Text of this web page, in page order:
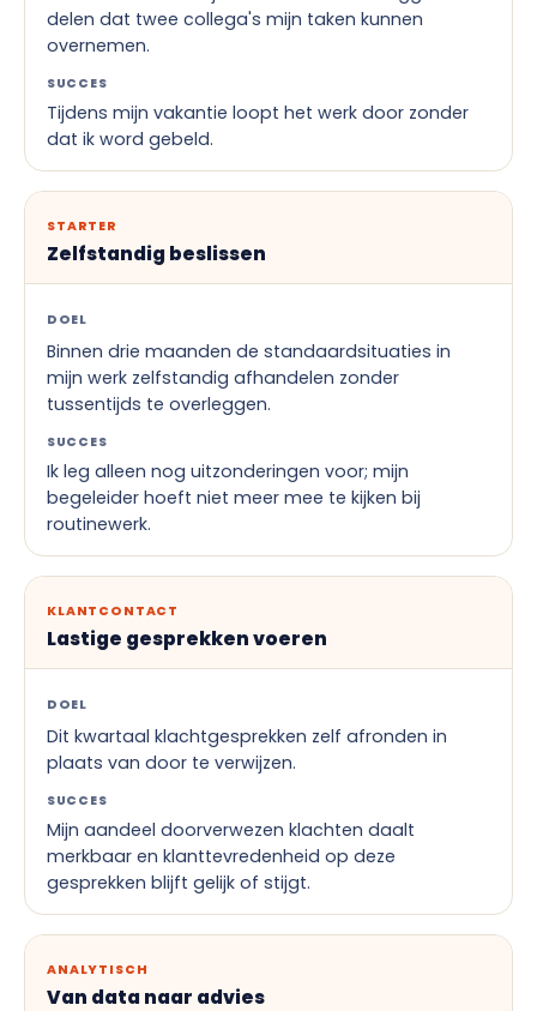
delen dat twee collega's mijn taken kunnen
overnemen.
SUCCES
Tijdens mijn vakantie loopt het werk door zonder
dat ik word gebeld.
STARTER
Zelfstandig beslissen
DOEL
Binnen drie maanden de standaardsituaties in
mijn werk zelfstandig afhandelen zonder
tussentijds te overleggen.
SUCCES
Ik leg alleen nog uitzonderingen voor; mijn
begeleider hoeft niet meer mee te kijken bij
routinewerk.
KLANTCONTACT
Lastige gesprekken voeren
DOEL
Dit kwartaal klachtgesprekken zelf afronden in
plaats van door te verwijzen.
SUCCES
Mijn aandeel doorverwezen klachten daalt
merkbaar en klanttevredenheid op deze
gesprekken blijft gelijk of stijgt.
ANALYTISCH
Van data naar advies